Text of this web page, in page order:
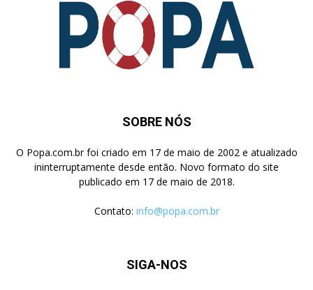
SOBRE NÓS
O Popa.com.br foi criado em 17 de maio de 2002 e atualizado
ininterruptamente desde então. Novo formato do site
publicado em 17 de maio de 2018.
Contato: info@popa.com.br
SIGA-NOS